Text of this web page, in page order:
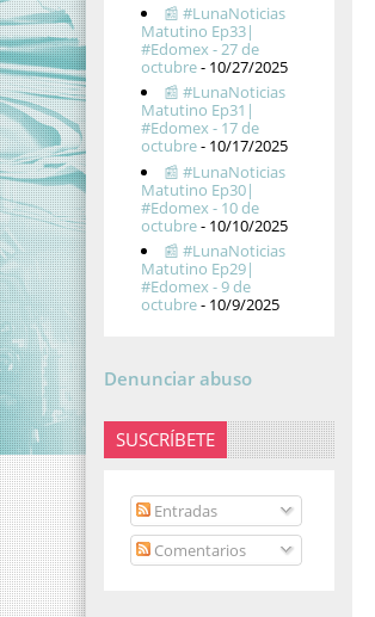
📰 #LunaNoticias
Matutino Ep33|
#Edomex - 27 de
octubre- 10/27/2025
📰 #LunaNoticias
Matutino Ep31|
#Edomex - 17 de
octubre- 10/17/2025
📰 #LunaNoticias
Matutino Ep30|
#Edomex - 10 de
octubre- 10/10/2025
📰 #LunaNoticias
Matutino Ep29|
#Edomex - 9 de
octubre- 10/9/2025
Denunciar abuso
SUSCRÍBETE
Entradas
Comentarios